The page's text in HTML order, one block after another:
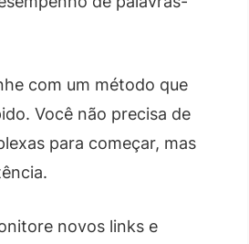
com um método que
Você não precisa de
para começar, mas
novos links e